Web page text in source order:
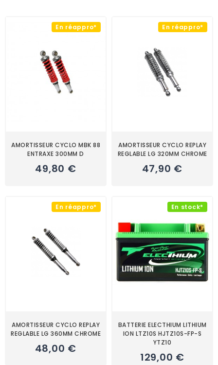
En réappro*
AMORTISSEUR CYCLO MBK 88
ENTRAXE 300MM D
49,80 €
En réappro*
AMORTISSEUR CYCLO REPLAY
REGLABLE LG 320MM CHROME
47,90 €
En réappro*
AMORTISSEUR CYCLO REPLAY
REGLABLE LG 360MM CHROME
48,00 €
En stock*
BATTERIE ELECTHIUM LITHIUM
ION LTZ10S HJTZ10S-FP-S
YTZ10
129,00 €